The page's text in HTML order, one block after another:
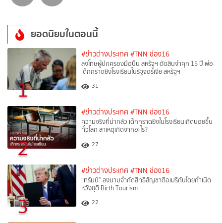
ยอดนิยมในตอนนี้
1
#ข่าวต่างประเทศ #TNN ช่อง16
ลงโทษผู้ปกครองมือปืน สหรัฐฯ ตัดสินจำคุก 15 ปี พ่อ
เด็กกราดยิงโรงเรียนในรัฐจอร์เจีย สหรัฐฯ
31
2
#ข่าวต่างประเทศ #TNN ช่อง16
ความจริงที่น่ากลัว เด็กกราดยิงในโรงเรียนเกิดบ่อยขึ้น
ทั่วโลก สาเหตุเกิดจากอะไร?
27
3
#ข่าวต่างประเทศ #TNN ช่อง16
“ทรัมป์” ลงนามจำกัดสิทธิสัญชาติอเมริกันโดยกำเนิด
หวังยุติ Birth Tourism
22